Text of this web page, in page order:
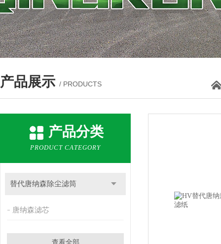
产品展示 / PRODUCTS
产品分类
PRODUCT CATEGORY
替代唐纳森除尘滤筒
唐纳森滤芯
查看全部